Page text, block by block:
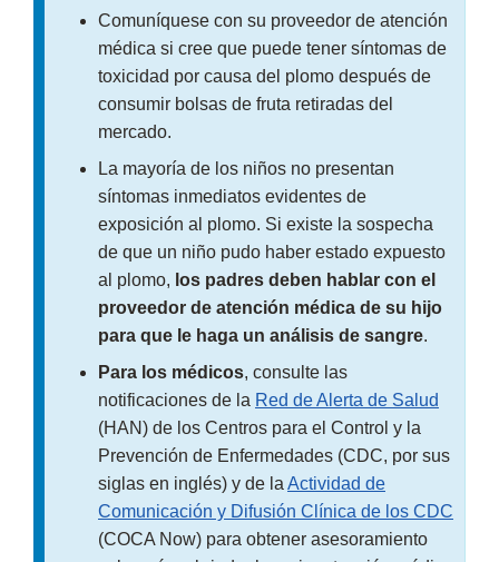
Comuníquese con su proveedor de atención
médica si cree que puede tener síntomas de
toxicidad por causa del plomo después de
consumir bolsas de fruta retiradas del
mercado.
La mayoría de los niños no presentan
síntomas inmediatos evidentes de
exposición al plomo. Si existe la sospecha
de que un niño pudo haber estado expuesto
al plomo, los padres deben hablar con el
proveedor de atención médica de su hijo
para que le haga un análisis de sangre.
Para los médicos, consulte las
notificaciones de la Red de Alerta de Salud
(HAN) de los Centros para el Control y la
Prevención de Enfermedades (CDC, por sus
siglas en inglés) y de la Actividad de
Comunicación y Difusión Clínica de los CDC
(COCA Now) para obtener asesoramiento